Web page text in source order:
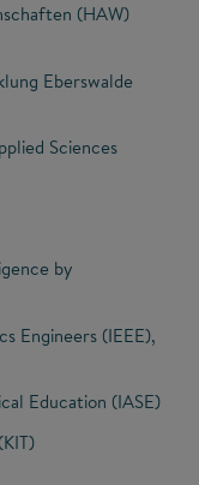
(HAW)
Eberswalde
Sciences
by
Engineers (IEEE),
Education (IASE)